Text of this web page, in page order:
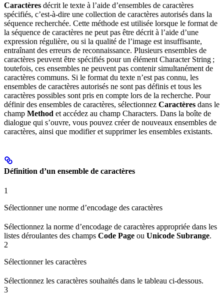
Caractères décrit le texte à l’aide d’ensembles de caractères
spécifiés, c’est‑à‑dire une collection de caractères autorisés dans la
séquence recherchée. Cette méthode est utilisée lorsque le format de
la séquence de caractères ne peut pas être décrit à l’aide d’une
expression régulière, ou si la qualité de l’image est insuffisante,
entraînant des erreurs de reconnaissance. Plusieurs ensembles de
caractères peuvent être spécifiés pour un élément Character String ;
toutefois, ces ensembles ne peuvent pas contenir simultanément de
caractères communs. Si le format du texte n’est pas connu, les
ensembles de caractères autorisés ne sont pas définis et tous les
caractères possibles sont pris en compte lors de la recherche. Pour
définir des ensembles de caractères, sélectionnez Caractères dans le
champ Method et accédez au champ Characters. Dans la boîte de
dialogue qui s’ouvre, vous pouvez créer de nouveaux ensembles de
caractères, ainsi que modifier et supprimer les ensembles existants.
Définition d’un ensemble de caractères
1
Sélectionner une norme d’encodage des caractères
Sélectionnez la norme d’encodage de caractères appropriée dans les
listes déroulantes des champs Code Page ou Unicode Subrange.
2
Sélectionner les caractères
Sélectionnez les caractères souhaités dans le tableau ci-dessous.
3